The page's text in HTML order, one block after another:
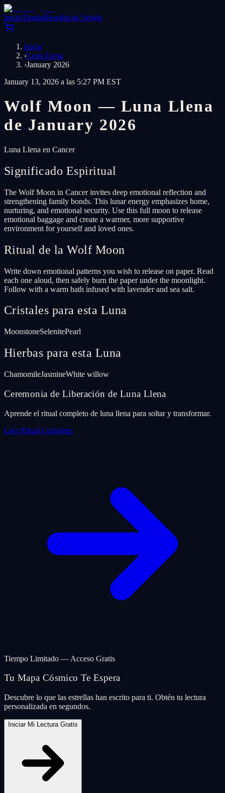
InicioTiendaBlogIniciar Sesión
Inicio
›Luna Llena
›January 2026
January 13, 2026 a las 5:27 PM EST
Wolf Moon — Luna Llena
de January 2026
Luna Llena en Cancer
Significado Espiritual
The Wolf Moon in Cancer invites deep emotional reflection and
strengthening family bonds. This lunar energy emphasizes home,
nurturing, and emotional security. Use this full moon to release
emotional baggage and create a warmer, more supportive
environment for yourself and loved ones.
Ritual de la Wolf Moon
Write down emotional patterns you wish to release on paper. Read
each one aloud, then safely burn the paper under the moonlight.
Follow with a warm bath infused with lavender and sea salt.
Cristales para esta Luna
MoonstoneSelenitePearl
Hierbas para esta Luna
ChamomileJasmineWhite willow
Ceremonia de Liberación de Luna Llena
Aprende el ritual completo de luna llena para soltar y transformar.
Leer Ritual Completo
Tiempo Limitado — Acceso Gratis
Tu Mapa Cósmico Te Espera
Descubre lo que las estrellas han escrito para ti. Obtén tu lectura
personalizada en segundos.
Iniciar Mi Lectura Gratis